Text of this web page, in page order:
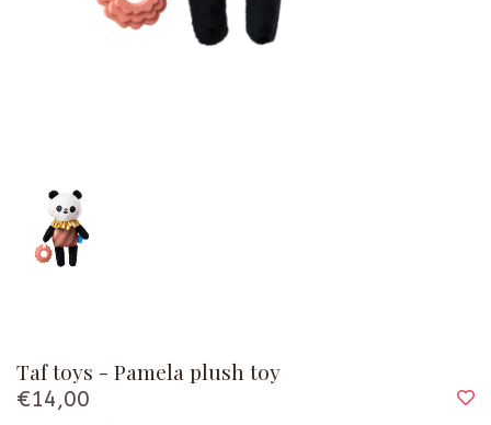
Taf toys - Pamela plush toy
€14,00